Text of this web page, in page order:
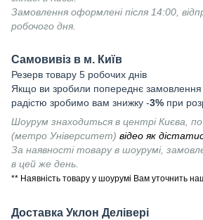
Замовлення оформлені після 14:00,
робочого дня.
Самовивіз в м. Київ
Резерв товару 5 робочих днів
Якщо ви зробили попереднє замовлення
радістю зробимо вам знижку -3% при
Шоурум знаходиться в центрі Києва,
(метро Університет) відео як
За наявності товару в шоурумі,
в цей же день.
** Наявність товару у шоурумі Вам уточнить
Доставка Уклон Делівері